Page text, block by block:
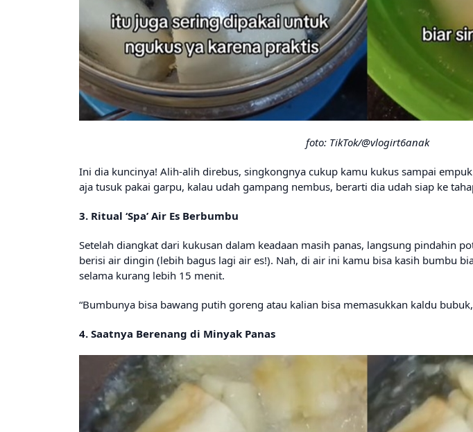
foto: TikTok/@vlogirt6anak
Ini dia kuncinya! Alih-alih direbus, singkongnya cukup kamu kukus sampai
aja tusuk pakai garpu, kalau udah gampang nembus, berarti dia udah siap ke
3. Ritual ‘Spa’ Air Es Berbumbu
Setelah diangkat dari kukusan dalam keadaan masih panas, langsung pindahin
berisi air dingin (lebih bagus lagi air es!). Nah, di air ini kamu bisa kasih bumbu
selama kurang lebih 15 menit.
“Bumbunya bisa bawang putih goreng atau kalian bisa memasukkan kaldu
4. Saatnya Berenang di Minyak Panas